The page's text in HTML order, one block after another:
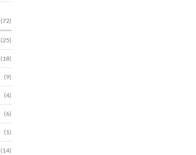
(72)
(25)
(18)
(9)
(4)
(6)
(1)
(14)